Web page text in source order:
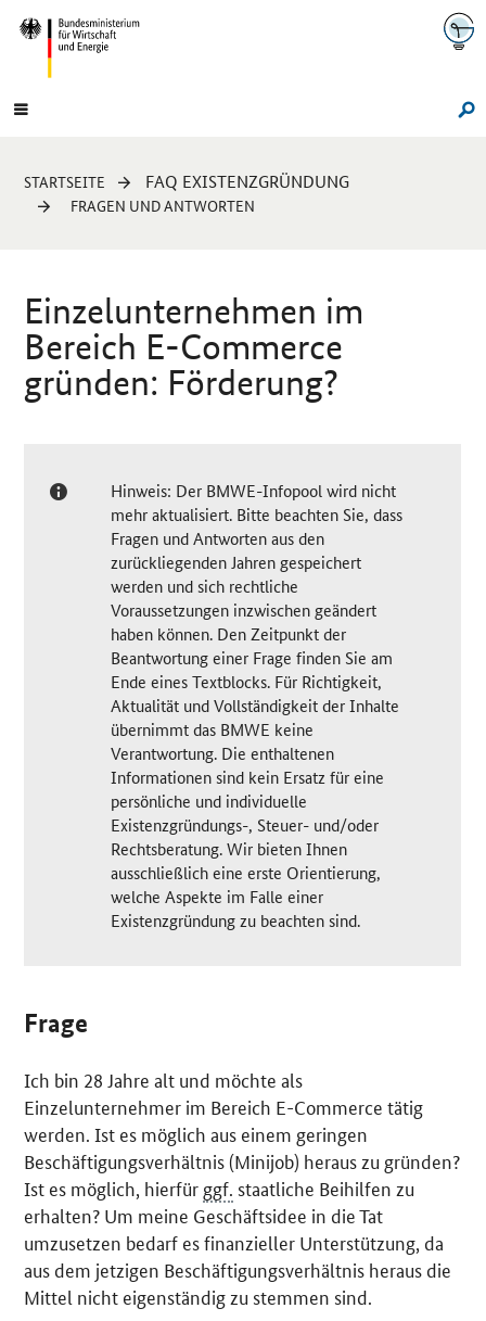
Navigation
Hauptmenü
Sie
sind
STARTSEITE FAQ EXISTENZGRÜNDUNG
FRAGEN UND ANTWORTEN
Einzelunternehmen im
Bereich E-Commerce
gründen: Förderung?
Hinweis: Der BMWE-Infopool wird nicht
mehr aktualisiert. Bitte beachten Sie, dass
Fragen und Antworten aus den
zurückliegenden Jahren gespeichert
werden und sich rechtliche
Voraussetzungen inzwischen geändert
haben können. Den Zeitpunkt der
Beantwortung einer Frage finden Sie am
Ende eines Textblocks. Für Richtigkeit,
Aktualität und Vollständigkeit der Inhalte
übernimmt das BMWE keine
Verantwortung. Die enthaltenen
Informationen sind kein Ersatz für eine
persönliche und individuelle
Existenzgründungs-, Steuer- und/oder
Rechtsberatung. Wir bieten Ihnen
ausschließlich eine erste Orientierung,
welche Aspekte im Falle einer
Existenzgründung zu beachten sind.
Frage
Ich bin 28 Jahre alt und möchte als
Einzelunternehmer im Bereich E-Commerce tätig
werden. Ist es möglich aus einem geringen
Beschäftigungsverhältnis (Minijob) heraus zu gründen?
Ist es möglich, hierfür ggf. staatliche Beihilfen zu
erhalten? Um meine Geschäftsidee in die Tat
umzusetzen bedarf es finanzieller Unterstützung, da
aus dem jetzigen Beschäftigungsverhältnis heraus die
Mittel nicht eigenständig zu stemmen sind.